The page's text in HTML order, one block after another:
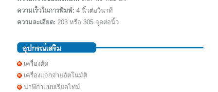
ความเร็วในการพิมพ์: 4 นิ้วต่อวินาที
ความละเอียด: 203 หรือ 305 จุดต่อนิ้ว
เครื่องตัด
เครื่องแจกจ่ายอัตโนมัติ
นาฬิกาแบบเรียลไทม์